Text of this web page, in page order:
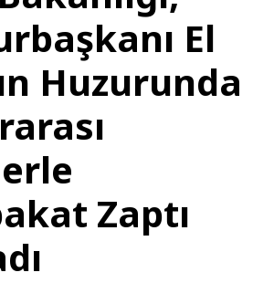
El
Huzurunda
Zaptı